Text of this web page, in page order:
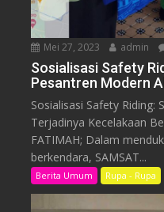
Mei 27, 2023 admin
Sosialisasi Safety
Pesantren Modern
Sosialisasi Safety Riding:
Terjadinya Kecelakaan
FATIMAH; Dalam
berkendara, SAMSAT...
Berita Umum Rupa - Rupa